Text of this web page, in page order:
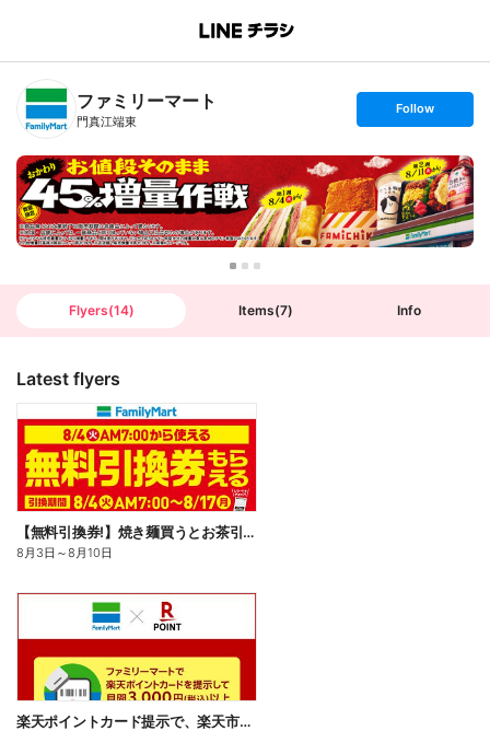
B
n
T
ファミリーマート
門真江端東
s
t
o
l
l
o
w
Follow
Flyers(14) Items(7) Info
Latest flyers
【無料引換券!】焼き麺買うとお茶引換券貰える!
8月3日 ～8月10日
楽天ポイントカード提示で、楽天市場でのお買い物がおトクに!